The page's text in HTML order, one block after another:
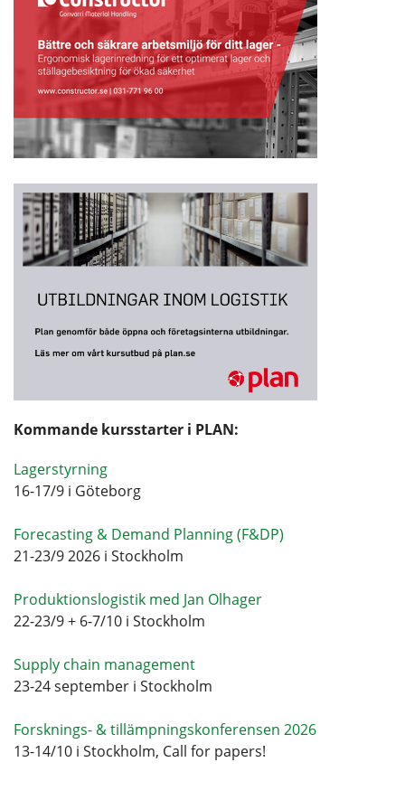
Kommande kursstarter i PLAN:
Lagerstyrning
16-17/9 i Göteborg
Forecasting & Demand Planning (F&DP)
21-23/9 2026 i Stockholm
Produktionslogistik med Jan Olhager
22-23/9 + 6-7/10 i Stockholm
Supply chain management
23-24 september i Stockholm
Forsknings- & tillämpningskonferensen 2026
13-14/10 i Stockholm, Call for papers!